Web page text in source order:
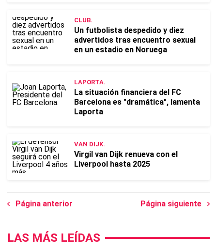
CLUB.
Un futbolista despedido y diez
advertidos tras encuentro sexual
en un estadio en Noruega
LAPORTA.
La situación financiera del FC
Barcelona es "dramática", lamenta
Laporta
VAN DIJK.
Virgil van Dijk renueva con el
Liverpool hasta 2025
Página anterior Página siguiente
LAS MÁS LEÍDAS